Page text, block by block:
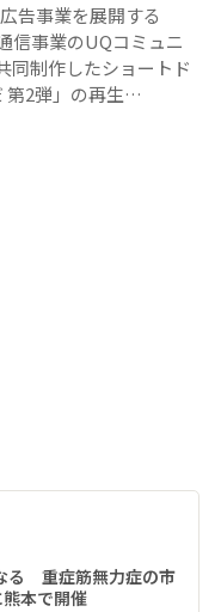
告事業を展開する
信事業のUQコミュニ
同制作したショートド
第2弾」の再生…
る 重症筋無力症の市
本で開催